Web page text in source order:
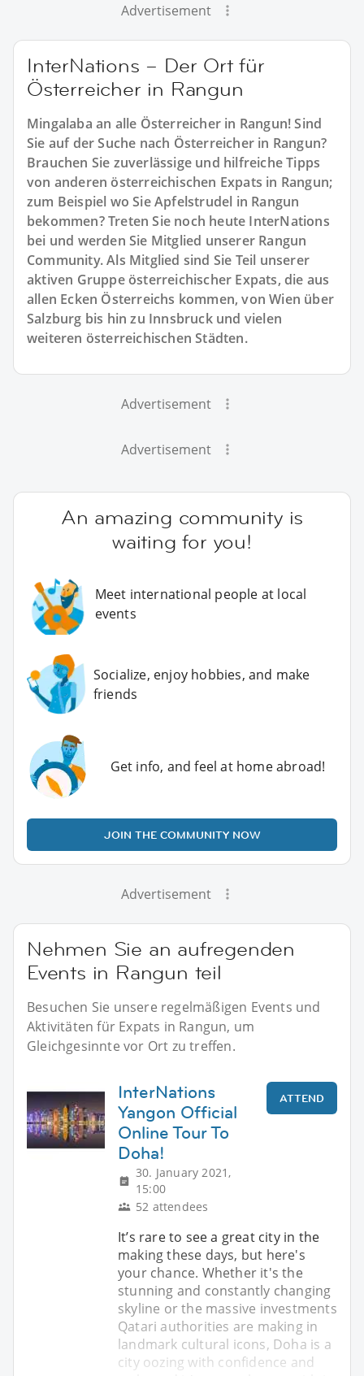
Advertisement
InterNations – Der Ort für
Österreicher in Rangun
Mingalaba an alle Österreicher in Rangun! Sind
Sie auf der Suche nach Österreicher in Rangun?
Brauchen Sie zuverlässige und hilfreiche Tipps
von anderen österreichischen Expats in Rangun;
zum Beispiel wo Sie Apfelstrudel in Rangun
bekommen? Treten Sie noch heute InterNations
bei und werden Sie Mitglied unserer Rangun
Community. Als Mitglied sind Sie Teil unserer
aktiven Gruppe österreichischer Expats, die aus
allen Ecken Österreichs kommen, von Wien über
Salzburg bis hin zu Innsbruck und vielen
weiteren österreichischen Städten.
Advertisement
Advertisement
An amazing community is
waiting for you!
Meet international people at local
events
Socialize, enjoy hobbies, and make
friends
Get info, and feel at home abroad!
JOIN THE COMMUNITY NOW
Advertisement
Nehmen Sie an aufregenden
Events in Rangun teil
Besuchen Sie unsere regelmäßigen Events und
Aktivitäten für Expats in Rangun, um
Gleichgesinnte vor Ort zu treffen.
InterNations
Yangon Official
Online Tour To
Doha!
30. January 2021,
15:00
52 attendees
ATTEND
It’s rare to see a great city in the
making these days, but here's
your chance. Whether it's the
stunning and constantly changing
skyline or the massive investments
Qatari authorities are making in
landmark cultural icons, Doha is a
city oozing with confidence and